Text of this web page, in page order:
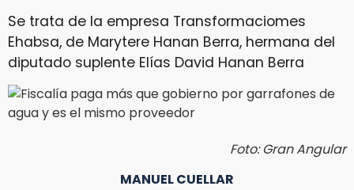
Se trata de la empresa Transformaciomes
Ehabsa, de Marytere Hanan Berra, hermana del
diputado suplente Elías David Hanan Berra
Foto: Gran Angular
MANUEL CUELLAR